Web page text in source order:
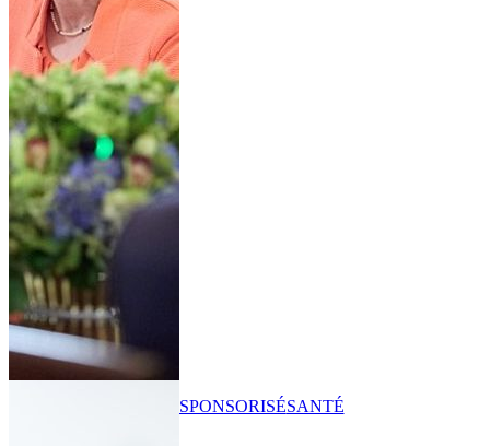
SPONSORISÉSANTÉ